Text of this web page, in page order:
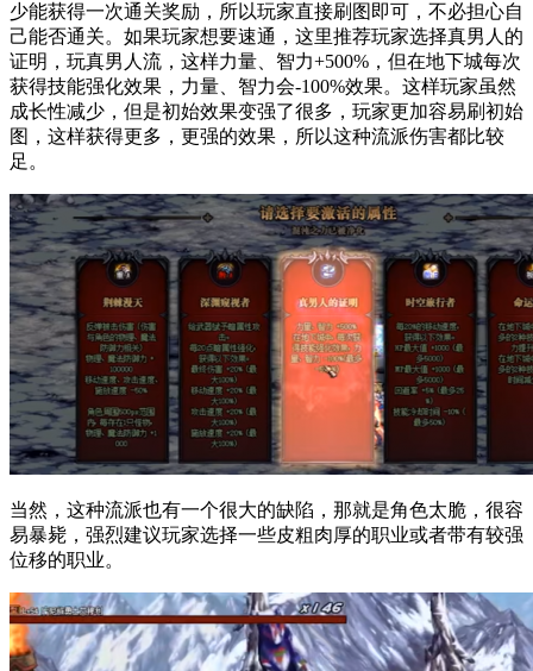
少能获得一次通关奖励，所以玩家直接刷图即可，不必担心自
己能否通关。如果玩家想要速通，这里推荐玩家选择真男人的
证明，玩真男人流，这样力量、智力+500%，但在地下城每次
获得技能强化效果，力量、智力会-100%效果。这样玩家虽然
成长性减少，但是初始效果变强了很多，玩家更加容易刷初始
图，这样获得更多，更强的效果，所以这种流派伤害都比较
足。
当然，这种流派也有一个很大的缺陷，那就是角色太脆，很容
易暴毙，强烈建议玩家选择一些皮粗肉厚的职业或者带有较强
位移的职业。